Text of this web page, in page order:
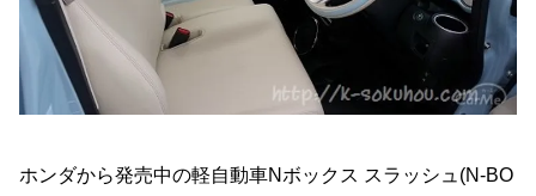
ホンダから発売中の軽自動車Nボックス スラッシュ(N-BO